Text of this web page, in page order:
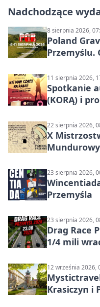
Nadchodzące
8 sierpnia 2026,
Poland
Przemyślu.
11 sierpnia 2026,
Spotkanie
(KORĄ) i
22 sierpnia 2026,
X
23 sierpnia 2026,
Przemyśla
23 sierpnia 2026,
Drag Race
1/4 mili
12 września 2026,
Krasiczyn i